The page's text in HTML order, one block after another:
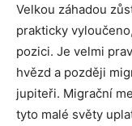
Velkou záhadou
prakticky
pozici. Je velmi
hvězd a později
jupiteři. Migrační
tyto malé světy